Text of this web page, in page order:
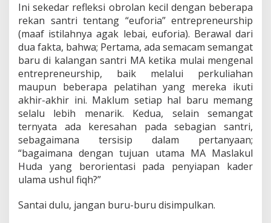
Ini sekedar refleksi obrolan kecil dengan beberapa
rekan santri tentang “euforia” entrepreneurship
(maaf istilahnya agak lebai, euforia). Berawal dari
dua fakta, bahwa; Pertama, ada semacam semangat
baru di kalangan santri MA ketika mulai mengenal
entrepreneurship, baik melalui perkuliahan
maupun beberapa pelatihan yang mereka ikuti
akhir-akhir ini. Maklum setiap hal baru memang
selalu lebih menarik. Kedua, selain semangat
ternyata ada keresahan pada sebagian santri,
sebagaimana tersisip dalam pertanyaan;
“bagaimana dengan tujuan utama MA Maslakul
Huda yang berorientasi pada penyiapan kader
ulama ushul fiqh?”
Santai dulu, jangan buru-buru disimpulkan.